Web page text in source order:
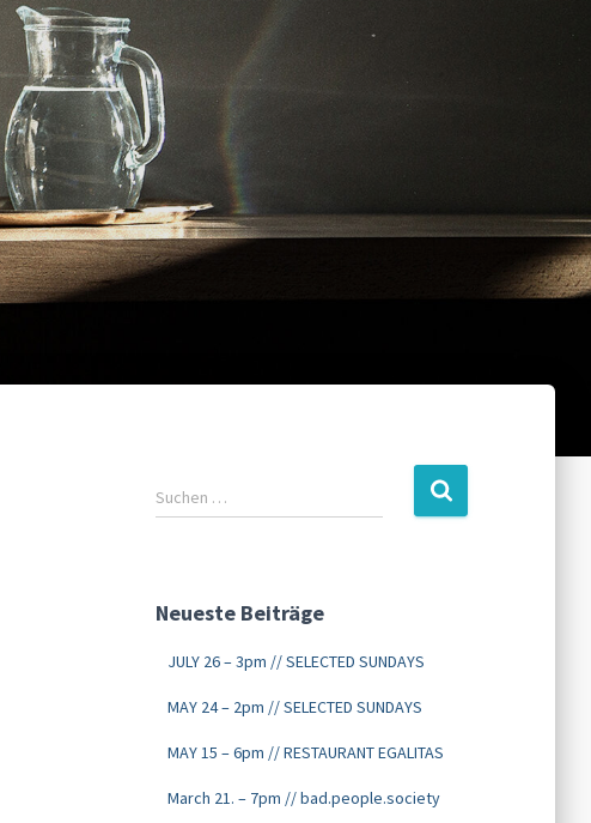
Suchen …
Neueste Beiträge
JULY 26 – 3pm // SELECTED SUNDAYS
MAY 24 – 2pm // SELECTED SUNDAYS
MAY 15 – 6pm // RESTAURANT EGALITAS
March 21. – 7pm // bad.people.society